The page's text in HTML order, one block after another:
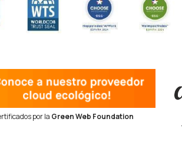
por la Green Web Foundation